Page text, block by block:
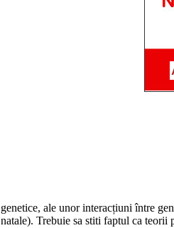
genetice, ale unor interacțiuni între
natale). Trebuie sa stiti faptul ca